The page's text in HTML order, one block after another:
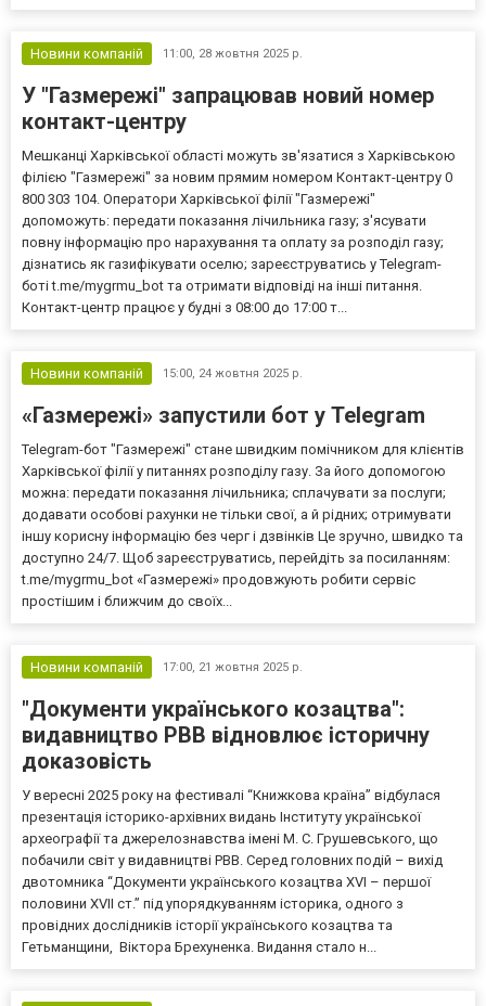
Новини компаній 11:00, 28 жовтня 2025 р.
У "Газмережі" запрацював новий номер
контакт-центру
Мешканці Харківської області можуть зв'язатися з Харківською
філією "Газмережі" за новим прямим номером Контакт-центру 0
800 303 104. Оператори Харківської філії "Газмережі"
допоможуть: передати показання лічильника газу; з'ясувати
повну інформацію про нарахування та оплату за розподіл газу;
дізнатись як газифікувати оселю; зареєструватись у Telegram-
боті t.me/mygrmu_bot та отримати відповіді на інші питання.
Контакт-центр працює у будні з 08:00 до 17:00 т...
Новини компаній 15:00, 24 жовтня 2025 р.
«Газмережі» запустили бот у Telegram
Telegram-бот "Газмережі" стане швидким помічником для клієнтів
Харківської філії у питаннях розподілу газу. За його допомогою
можна: передати показання лічильника; сплачувати за послуги;
додавати особові рахунки не тільки свої, а й рідних; отримувати
іншу корисну інформацію без черг і дзвінків Це зручно, швидко та
доступно 24/7. Щоб зареєструватись, перейдіть за посиланням:
t.me/mygrmu_bot «Газмережі» продовжують робити сервіс
простішим і ближчим до своїх...
Новини компаній 17:00, 21 жовтня 2025 р.
"Документи українського козацтва":
видавництво РВВ відновлює історичну
доказовість
У вересні 2025 року на фестивалі “Книжкова країна” відбулася
презентація історико-архівних видань Інституту української
археографії та джерелознавства імені М. С. Грушевського, що
побачили світ у видавництві РВВ. Серед головних подій – вихід
двотомника “Документи українського козацтва XVI – першої
половини XVII ст.” під упорядкуванням історика, одного з
провідних дослідників історії українського козацтва та
Гетьманщини, Віктора Брехуненка. Видання стало н...